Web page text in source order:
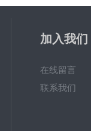
加入我们
在线留言
联系我们